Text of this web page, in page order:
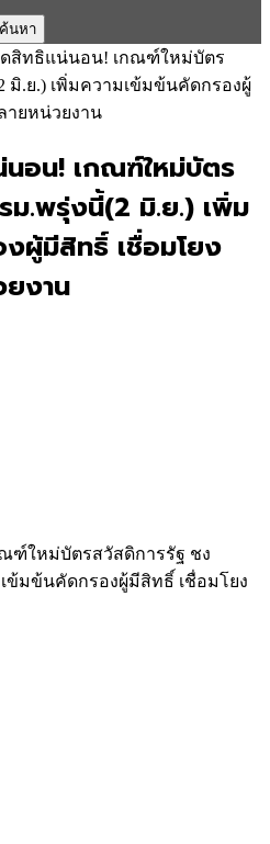
สิทธิแน่นอน! เกณฑ์ใหม่บัตร
มิ.ย.) เพิ่มความเข้มข้นคัดกรองผู้
ายหน่วยงาน
อน! เกณฑ์ใหม่บัตร
ม.พรุ่งนี้(2 มิ.ย.) เพิ่ม
ผู้มีสิทธิ์ เชื่อมโยง
งาน
ใหม่บัตรสวัสดิการรัฐ ชง
ข้มข้นคัดกรองผู้มีสิทธิ์ เชื่อมโยง